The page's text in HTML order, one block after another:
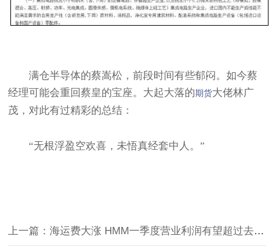
满仓半导体的蔡嵩松，前段时间有些郁闷。如今蔡
经理可能会重回蔡皇的宝座。大起大落的期货大佬林广
茂，对此有过精彩的总结：
“无根浮盈空欢喜，未悟真经套中人。”
上一篇：海运费大涨 HMM一季度营业利润有望超过去年全年